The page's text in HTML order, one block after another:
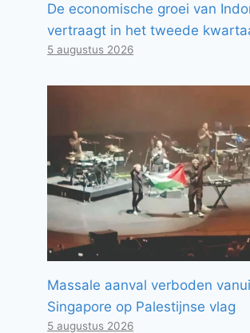
De economische groei van
vertraagt ​​in het tweede
5 augustus 2026
Massale aanval verboden
Singapore op Palestijnse vlag
5 augustus 2026